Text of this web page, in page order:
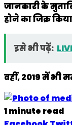
जानकारी के
होने का जिक्र
इसे भी पढ़ें:
वहीं, 2019 में भी
1 minute read